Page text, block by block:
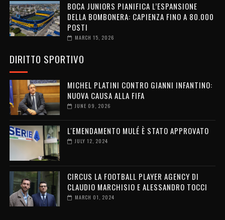
BOCA JUNIORS PIANIFICA L’ESPANSIONE
DELLA BOMBONERA: CAPIENZA FINO A 80.000
POSTI
MARCH 15, 2026
DIRITTO SPORTIVO
MICHEL PLATINI CONTRO GIANNI INFANTINO:
NUOVA CAUSA ALLA FIFA
JUNE 09, 2026
L'EMENDAMENTO MULÉ È STATO APPROVATO
JULY 12, 2024
CIRCUS LA FOOTBALL PLAYER AGENCY DI
CLAUDIO MARCHISIO E ALESSANDRO TOCCI
MARCH 01, 2024